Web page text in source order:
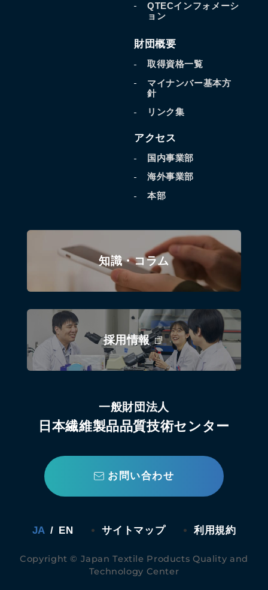
QTECインフォメーシ
ョン
財団概要
取得資格一覧
マイナンバー基本方
針
リンク集
アクセス
国内事業部
海外事業部
本部
知識・コラム
採用情報
一般財団法人
日本繊維製品品質技術センター
お問い合わせ
JA / EN サイトマップ 利用規約
Copyright © Japan Textile Products Quality and
Technology Center